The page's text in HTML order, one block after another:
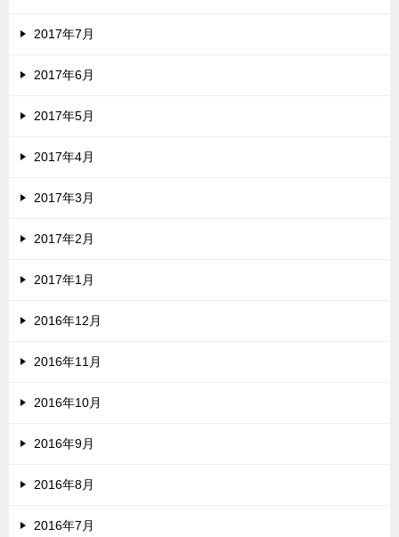
2017年7月
2017年6月
2017年5月
2017年4月
2017年3月
2017年2月
2017年1月
2016年12月
2016年11月
2016年10月
2016年9月
2016年8月
2016年7月